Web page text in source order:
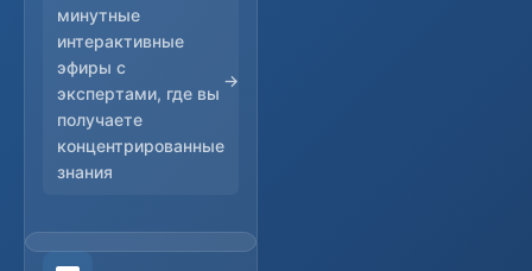
минутные
интерактивные
эфиры с
экспертами, где вы
получаете
концентрированные
знания